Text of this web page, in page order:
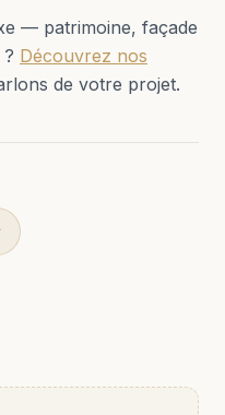
— patrimoine, façade
Découvrez nos
de votre projet.